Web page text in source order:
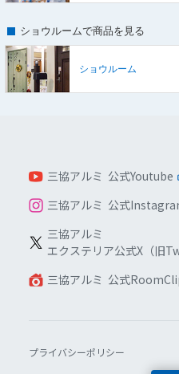
ショウルームで商品を見る
ショウルーム
三協アルミ 公式Youtube
三協アルミ 公式
三協アルミ
エクステリア公式X（旧
三協アルミ 公式
プライバシーポリシー